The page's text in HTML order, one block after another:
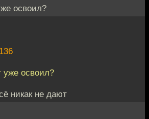
освоил?
освоил?
никак не дают